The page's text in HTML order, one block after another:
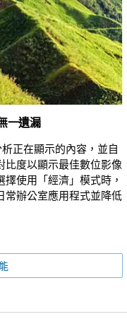
一遺漏
正在顯示的內容，並自
比度以顯示最佳數位影像
使用「經濟」模式時，
常辦公室應用程式並降低